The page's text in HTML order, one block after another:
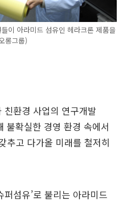
이 아라미드 섬유인 헤라크론 제품을
롱그룹)
친환경 사업의 연구개발
불확실한 경영 환경 속에서
추고 다가올 미래를 철저히
퍼섬유’로 불리는 아라미드